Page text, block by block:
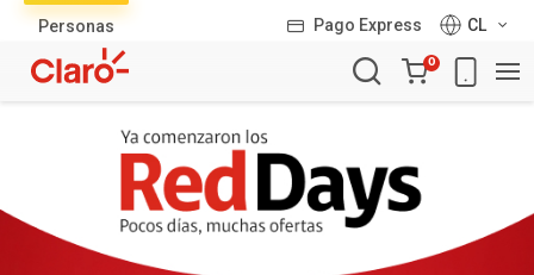
Personas Pago Express
CL
Carro
de
0
productos